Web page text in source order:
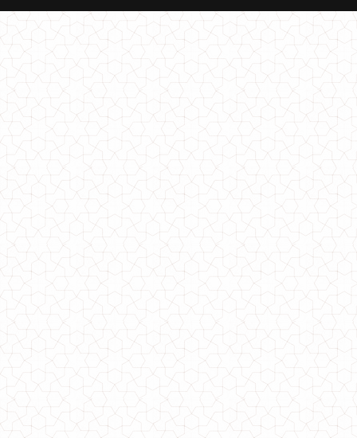
870.00грн.
Жіночий спортивний костюм з бархату з пайеткой
810.00грн.
Модний спортивний костюм з бархату трійка